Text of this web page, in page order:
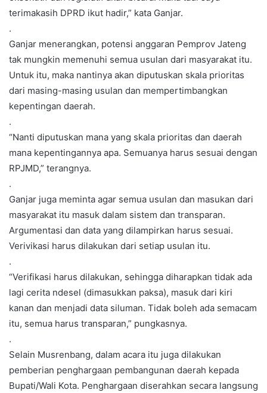
terimakasih DPRD ikut hadir,” kata Ganjar.
.
Ganjar menerangkan, potensi anggaran Pemprov Jateng
tak mungkin memenuhi semua usulan dari masyarakat itu.
Untuk itu, maka nantinya akan diputuskan skala prioritas
dari masing-masing usulan dan mempertimbangkan
kepentingan daerah.
.
“Nanti diputuskan mana yang skala prioritas dan daerah
mana kepentingannya apa. Semuanya harus sesuai dengan
RPJMD,” terangnya.
.
Ganjar juga meminta agar semua usulan dan masukan dari
masyarakat itu masuk dalam sistem dan transparan.
Argumentasi dan data yang dilampirkan harus sesuai.
Verivikasi harus dilakukan dari setiap usulan itu.
.
“Verifikasi harus dilakukan, sehingga diharapkan tidak ada
lagi cerita ndesel (dimasukkan paksa), masuk dari kiri
kanan dan menjadi data siluman. Tidak boleh ada semacam
itu, semua harus transparan,” pungkasnya.
.
Selain Musrenbang, dalam acara itu juga dilakukan
pemberian penghargaan pembangunan daerah kepada
Bupati/Wali Kota. Penghargaan diserahkan secara langsung